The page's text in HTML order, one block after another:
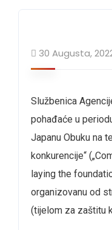
30 Augusta,
Službenica
pohađaće u
Japanu Obuku na
konkurencije“
laying the
organizovanu od
(tijelom za zaštitu